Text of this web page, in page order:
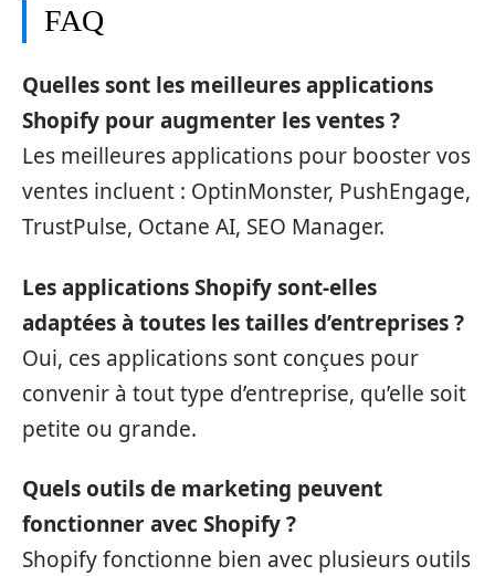
FAQ
Quelles sont les meilleures applications
Shopify pour augmenter les ventes ?
Les meilleures applications pour booster vos
ventes incluent : OptinMonster, PushEngage,
TrustPulse, Octane AI, SEO Manager.
Les applications Shopify sont-elles
adaptées à toutes les tailles d’entreprises ?
Oui, ces applications sont conçues pour
convenir à tout type d’entreprise, qu’elle soit
petite ou grande.
Quels outils de marketing peuvent
fonctionner avec Shopify ?
Shopify fonctionne bien avec plusieurs outils